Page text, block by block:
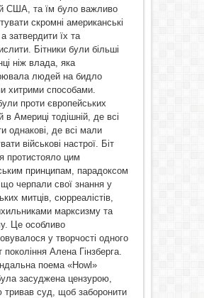
США, та їм було важливо
скромні американські
а затвердити їх та
Бітники були більші
ніж влада, яка
людей на бидло
хитрими способами.
проти європейських
в Америці тодішній, де всі
однакові, де всі мали
військові настрої. Біт
протистояло цим
принципам, парадоксом
черпали свої знання у
митців, сюрреалістів,
марксизму та
Це особливо
у творчості одного
покоління Алена Гінзберга.
поема «Howl»
засуджена цензурою,
тривав суд, щоб заборонити